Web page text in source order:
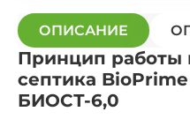
ОПИСАНИЕ
Принцип работы
септика
БИОСТ-6,0